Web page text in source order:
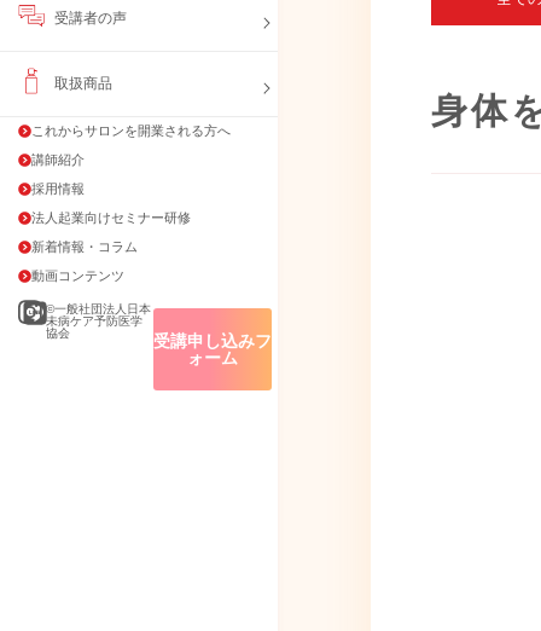
受講者の声
取扱商品
これからサロンを開業される方へ
講師紹介
採用情報
法人起業向けセミナー研修
新着情報・コラム
動画コンテンツ
©一般社団法人日本
未病ケア予防医学
協会
受講申し込みフ
ォーム
身体